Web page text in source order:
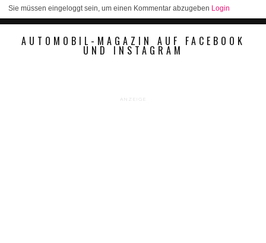
Sie müssen eingeloggt sein, um einen Kommentar abzugeben Login
AUTOMOBIL-MAGAZIN AUF FACEBOOK
UND INSTAGRAM
ANZEIGE